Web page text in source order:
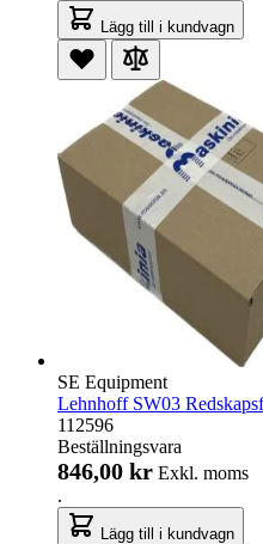
Lägg till i kundvagn
SE Equipment
Lehnhoff SW03
112596
Beställningsvara
846,00 kr Exkl. moms
.
Lägg till i kundvagn